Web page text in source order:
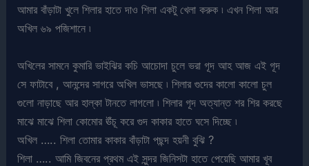
আমার বাঁড়াটা খুলে শিলার হাতে দাও শিলা একটু খেলা করুক ৷ এখন শিলা আর
অখিল ৬৯ পজিশানে ৷
অখিলের সামনে কুমারি ভাইঝির কচি আচোদা চুলে ভরা গূদ আহ আজ এই গূদ
সে ফাটাবে , আনন্দের সাগরে অখিল ভাসছে ৷ শিলার গুদের কালো কালো চুল
গুলো নাড়াছে আর হাল্কা টানতে লাগলো ৷ শিলার গূদ অত্যান্ত শর শির করছে
মাঝে মাঝে শিলা কোমোর ঊঁচূ করে গুদ কাকার হাতে ঘসে দিচ্ছে ৷
অখিল ….. শিলা তোমার কাকার বাঁড়াটা পছন্দ হয়নী বুঝি ?
শিলা ….. আমি জিবনের প্রথম এই সুন্দর জিনিসটা হাতে পেয়েছি আমার খূব